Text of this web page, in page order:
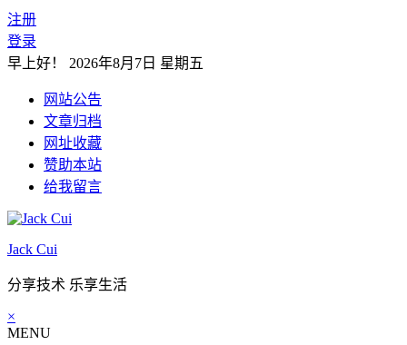
注册
登录
早上好！ 2026年8月7日 星期五
网站公告
文章归档
网址收藏
赞助本站
给我留言
Jack Cui
分享技术 乐享生活
×
MENU